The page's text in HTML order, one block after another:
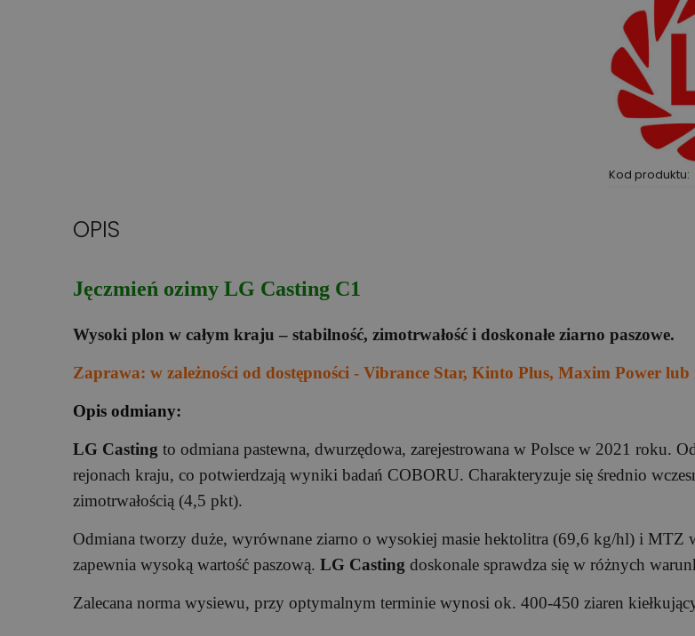
Kod produktu:
OPIS
Jęczmień ozimy LG Casting C1
Wysoki plon w całym kraju – stabilność, zimotrwałość i doskonałe ziarno paszowe.
Zaprawa: w zależności od dostępności - Vibrance Star, Kinto Plus, Maxim Power
Opis odmiany:
LG Casting to odmiana pastewna, dwurzędowa, zarejestrowana w Polsce w 2021 roku.
rejonach kraju, co potwierdzają wyniki badań COBORU. Charakteryzuje się średnio
zimotrwałością (4,5 pkt).
Odmiana tworzy duże, wyrównane ziarno o wysokiej masie hektolitra (69,6 kg/hl) i MTZ
zapewnia wysoką wartość paszową. LG Casting doskonale sprawdza się w różnych
Zalecana norma wysiewu, przy optymalnym terminie wynosi ok. 400-450 ziaren